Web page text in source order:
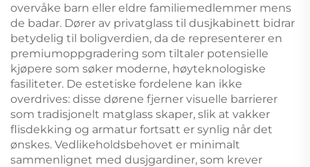
overvåke barn eller eldre familiemedlemmer mens
de badar. Dører av privatglass til dusjkabinett bidrar
betydelig til boligverdien, da de representerer en
premiumoppgradering som tiltaler potensielle
kjøpere som søker moderne, høyteknologiske
fasiliteter. De estetiske fordelene kan ikke
overdrives: disse dørene fjerner visuelle barrierer
som tradisjonelt matglass skaper, slik at vakker
flisdekking og armatur fortsatt er synlig når det
ønskes. Vedlikeholdsbehovet er minimalt
sammenlignet med dusjgardiner, som krever